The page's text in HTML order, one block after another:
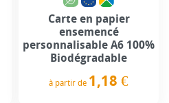
Carte en papier
ensemencé
personnalisable A6 100%
Biodégradable
à partir de 1,18 €